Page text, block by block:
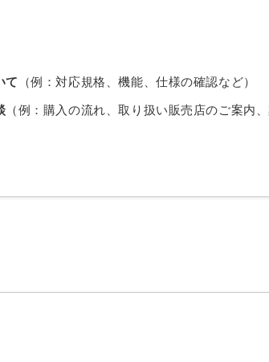
て （例：対応規格、機能、仕様の確認など）
（例：購入の流れ、取り扱い販売店のご案内